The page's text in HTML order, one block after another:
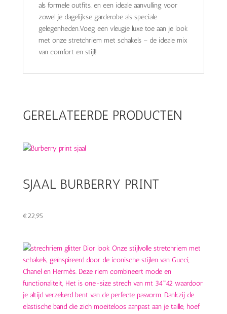
als formele outfits, en een ideale aanvulling voor
zowel je dagelijkse garderobe als speciale
gelegenheden.Voeg een vleugje luxe toe aan je look
met onze stretchriem met schakels – de ideale mix
van comfort en stijl!
GERELATEERDE PRODUCTEN
SJAAL BURBERRY PRINT
€22,95